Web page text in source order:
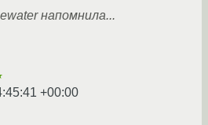
напомнила...
+00:00